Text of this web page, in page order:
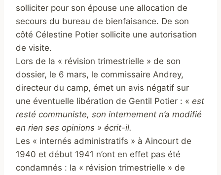
solliciter pour son épouse une allocation de
secours du bureau de bienfaisance. De son
côté Célestine Potier sollicite une autorisation
de visite.
Lors de la « révision trimestrielle » de son
dossier, le 6 mars, le commissaire Andrey,
directeur du camp, émet un avis négatif sur
une éventuelle libération de Gentil Potier : « est
resté communiste, son internement n’a modifié
en rien ses opinions » écrit-il.
Les « internés administratifs » à Aincourt de
1940 et début 1941 n’ont en effet pas été
condamnés : la « révision trimestrielle » de